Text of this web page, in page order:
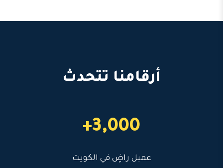
أرقامنا تتحدث
3,000+
عميل راضٍ في الكويت